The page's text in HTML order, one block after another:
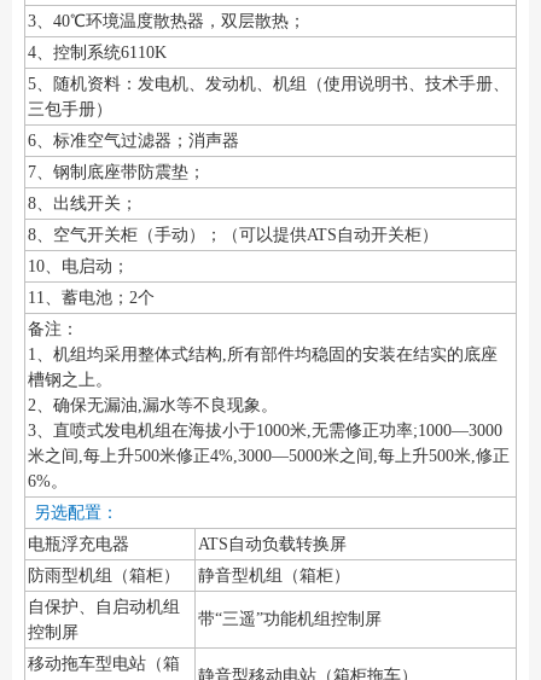
3、40℃环境温度散热器，双层散热；
4、控制系统6110K
5、随机资料：发电机、发动机、机组（使用说明书、技术手册、
三包手册）
6、标准空气过滤器；消声器
7、钢制底座带防震垫；
8、出线开关；
8、空气开关柜（手动）；（可以提供ATS自动开关柜）
10、电启动；
11、蓄电池；2个
备注：
1、机组均采用整体式结构,所有部件均稳固的安装在结实的底座
槽钢之上。
2、确保无漏油,漏水等不良现象。
3、直喷式发电机组在海拔小于1000米,无需修正功率;1000—3000
米之间,每上升500米修正4%,3000—5000米之间,每上升500米,修正
6%。
另选配置：
电瓶浮充电器
ATS自动负载转换屏
防雨型机组（箱柜）
静音型机组（箱柜）
自保护、自启动机组
控制屏
带“三遥”功能机组控制屏
移动拖车型电站（箱
静音型移动电站（箱柜拖车）